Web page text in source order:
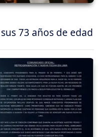
73 años de edad